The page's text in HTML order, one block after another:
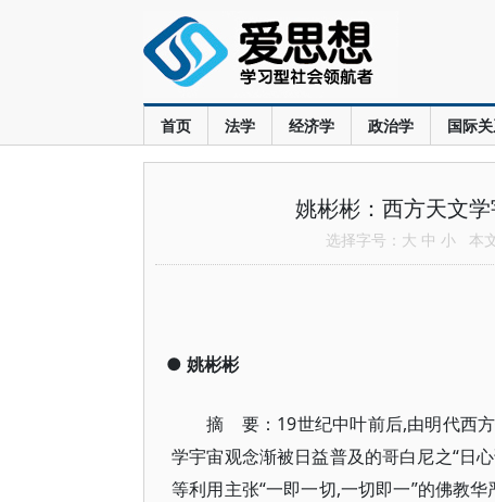
首页 法学 经济学 政治学 国际
姚彬彬：西方天文
选择字号： 大 中 小 本
● 姚彬彬
摘 要：19世纪中叶前后,由明代西方
学宇宙观念渐被日益普及的哥白尼之“日
等利用主张“一即一切,一切即一”的佛教